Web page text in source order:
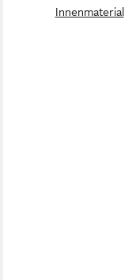
Innenmaterial